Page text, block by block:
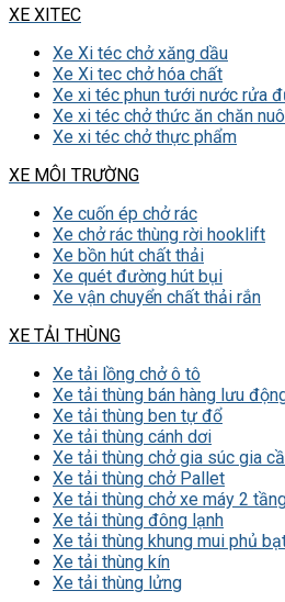
XE XITEC
Xe Xi téc chở xăng dầu
Xe Xi tec chở hóa chất
Xe xi téc phun tưới nước rửa
Xe xi téc chở thức ăn chăn
Xe xi téc chở thực phẩm
XE MÔI TRƯỜNG
Xe cuốn ép chở rác
Xe chở rác thùng rời hooklift
Xe bồn hút chất thải
Xe quét đường hút bụi
Xe vận chuyển chất thải rắn
XE TẢI THÙNG
Xe tải lồng chở ô tô
Xe tải thùng bán hàng lưu
Xe tải thùng ben tự đổ
Xe tải thùng cánh dơi
Xe tải thùng chở gia súc gia
Xe tải thùng chở Pallet
Xe tải thùng chở xe máy 2
Xe tải thùng đông lạnh
Xe tải thùng khung mui phủ
Xe tải thùng kín
Xe tải thùng lửng